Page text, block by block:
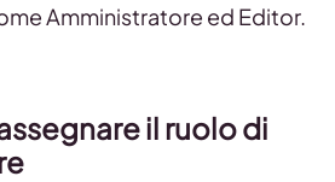
Amministratore ed Editor.
il ruolo di